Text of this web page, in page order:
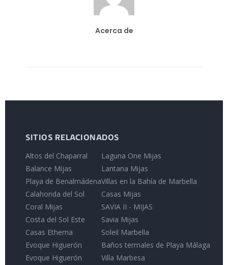
Acerca de
SITIOS RELACIONADOS
Altos del Chaparral
Balance Mijas
Playa de Benalmádena
Calahonda del Sol
Coral Mijas
Costa del Sol Este
Casas Etherna
Evoque Higuerón
Evoque Higuerón
Laguna One Mijas
Lantana Mijas
Villas en la Bahía de Marbella
Casas Mijas
SAVIA II - MIJAS
Savia Mijas
Soleil Marbella
Baños termales de Playa Málaga
Villa Marbesa